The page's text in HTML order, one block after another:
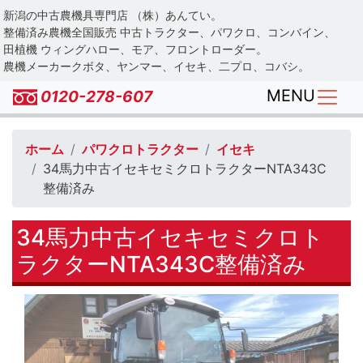
Skip
to
main
content
新潟の中古農機具専門店 （株）あんてい。
整備済み農機全国販売 中古トラクター、パワクロ、コンバイン、
田植機 ウィングハロー、モア、フロントローダー。
農機メーカークボタ、ヤンマー、イセキ、二プロ、コバシ。
0120-278-607 MENU
ホーム パワクロトラクター
イセキ
34馬力中古イセキセミクロトラクターNTA343C
整備済み
34馬力中古イセキセミクロト
ラクターNTA343C整備済み